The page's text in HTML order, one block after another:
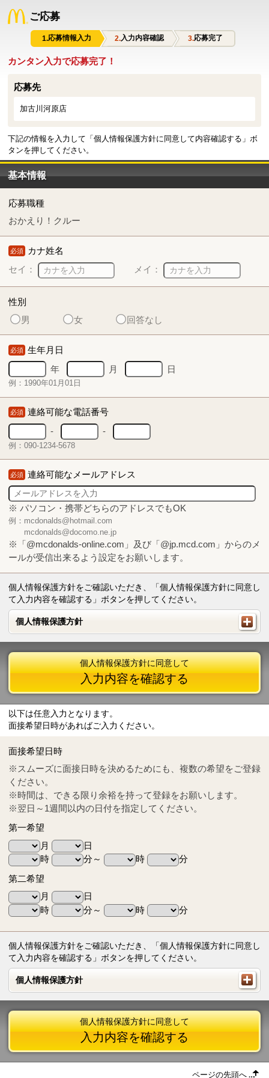
ご応募
応募情報入力 入力内容確認 応募完了
カンタン入力で応募完了！
応募先
加古川河原店
下記の情報を入力して「個人情報保護方針に同意して内容確認する」ボ
タンを押してください。
基本情報
応募職種
おかえり！クルー
必須 カナ姓名
セイ：
メイ：
性別
男
女 回答なし
必須 生年月日
年
月 日
例：1990年01月01日
必須 連絡可能な電話番号
-
-
例：090-1234-5678
必須 連絡可能なメールアドレス
※ パソコン・携帯どちらのアドレスでもOK
例：mcdonalds@hotmail.com
mcdonalds@docomo.ne.jp
※「@mcdonalds-online.com」及び「@jp.mcd.com」からのメ
ールが受信出来るよう設定をお願いします。
個人情報保護方針をご確認いただき、「個人情報保護方針に同意し
て入力内容を確認する」ボタンを押してください。
個人情報保護方針
個人情報保護方針
Tel
0570-55-0314
個人情報保護方針に同意して
入力内容を確認する
以下は任意入力となります。
面接希望日時があればご入力ください。
面接希望日時
※スムーズに面接日時を決めるためにも、複数の希望をご登録
ください。
※時間は、できる限り余裕を持って登録をお願いします。
※翌日～1週間以内の日付を指定してください。
第一希望
月
日
時
分～ 時
分
第二希望
月
日
時
分～ 時 分
個人情報保護方針をご確認いただき、「個人情報保護方針に同意し
て入力内容を確認する」ボタンを押してください。
個人情報保護方針
個人情報保護方針
個人情報保護方針に同意して
入力内容を確認する
ページの先頭へ